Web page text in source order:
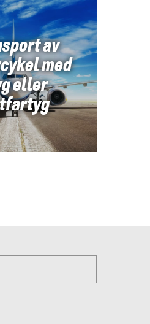
av
med
eller